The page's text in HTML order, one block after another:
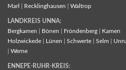
Marl
Recklinghausen Waltrop
LANDKREIS UNNA:
Bergkamen
Bönen Fröndenberg
Kamen
Holzwickede
Lünen Schwerte Selm
Werne
ENNEPE-RUHR-KREIS: